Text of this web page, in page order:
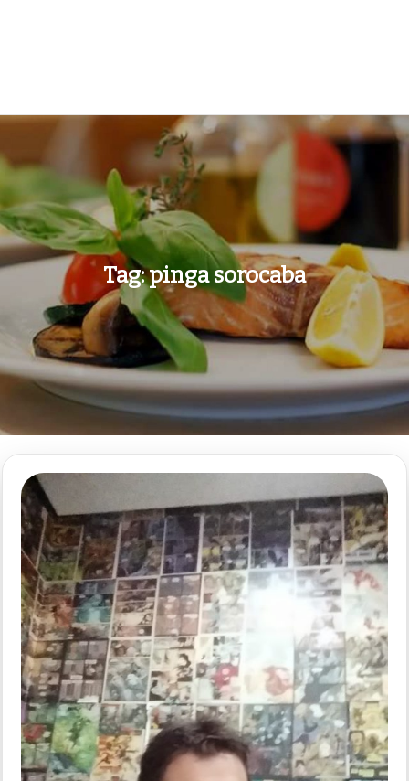
Tag:pinga sorocaba